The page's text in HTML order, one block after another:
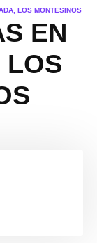
LOS MONTESINOS
EN
LOS